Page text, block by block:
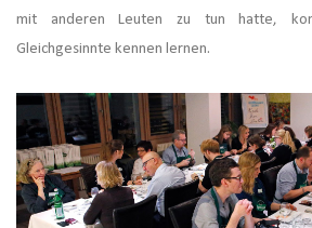
mit anderen Leuten zu tun hatte,
Gleichgesinnte kennen lernen.